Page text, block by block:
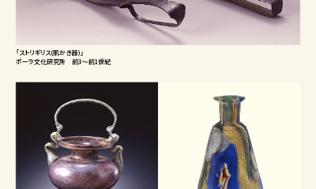
「ストリギリス(肌かき器)」
ポーラ文化研究所 前3～前1世紀